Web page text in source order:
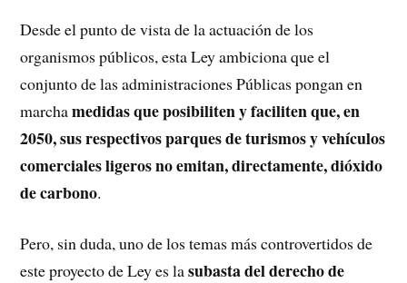
Desde el punto de vista de la actuación de los
organismos públicos, esta Ley ambiciona que el
conjunto de las administraciones Públicas pongan en
marchamedidas que posibiliten y faciliten que, en
2050, sus respectivos parques de turismos y vehículos
comerciales ligeros no emitan, directamente, dióxido
de carbono.
Pero, sin duda, uno de los temas más controvertidos de
este proyecto de Ley es lasubasta del derecho de